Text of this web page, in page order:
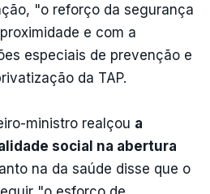
"o reforço da segurança
e com a
especiais de prevenção e
da TAP.
ministro realçou a
social na abertura
na da saúde disse que o